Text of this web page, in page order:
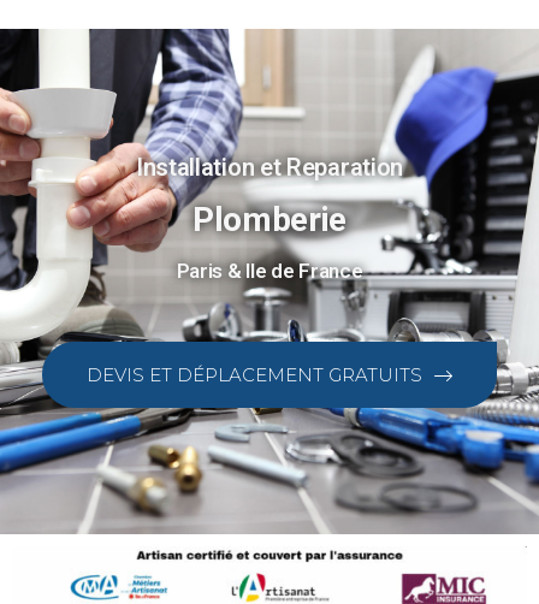
Installation et Reparation
Plomberie
Paris & Ile de France
DEVIS ET DÉPLACEMENT GRATUITS